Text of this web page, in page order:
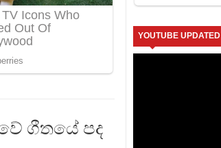
ගීතයේ පද
YOUTUBE UPDATED